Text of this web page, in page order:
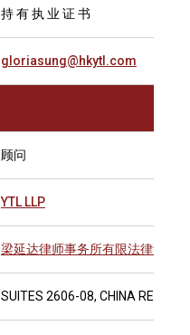
持 有 执 业 证 书
gloriasung@hkytl.com
顾问
YTL LLP
梁延达律师事务所有限法律责任
SUITES 2606-08, CHINA